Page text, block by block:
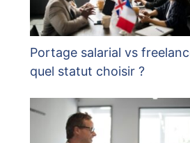
Portage salarial vs
quel statut choisir ?